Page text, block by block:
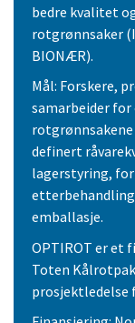
bedre kvalitet
rotgrønnsaker
BIONÆR).
Mål: Forskere,
samarbeider
definert
lagerstyring,
etterbehandling
emballasje.
OPTIROT er et
Toten
prosjektledelse